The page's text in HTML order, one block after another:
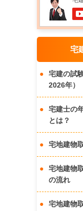
宅
宅建の試
2026年）
宅建士の
とは？
宅地建物
宅地建物
の流れ
宅地建物